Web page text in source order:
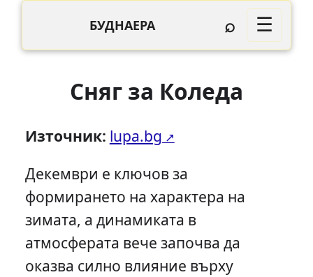
БУДНАЕРА ⌕ ☰
Сняг за Коледа
Източник: lupa.bg
Декември е ключов за
формирането на характера на
зимата, а динамиката в
атмосферата вече започва да
оказва силно влияние върху